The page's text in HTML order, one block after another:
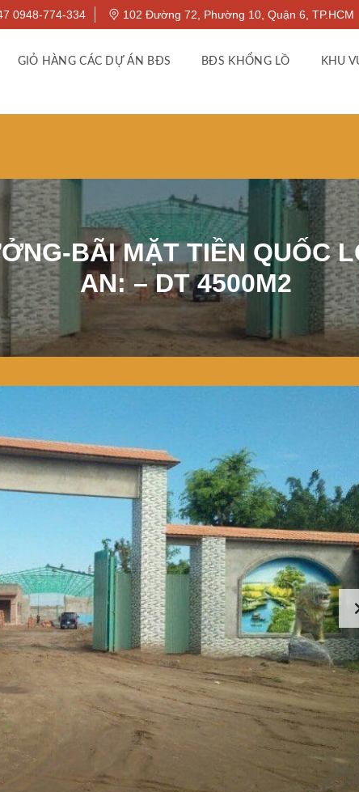
0948-774-334 102 Đường 72, Phường 10, Quận 6, TP.HCM
GIỎ HÀNG CÁC DỰ ÁN BĐS BĐS KHỔNG LỒ KHU
BÃI MẶT TIỀN QUỐC
AN: – DT 4500M2